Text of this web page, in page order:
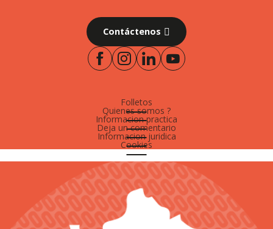
Contáctenos
Folletos
Quienes somos ?
Informacion practica
Deja un comentario
Informacion juridica
Cookies